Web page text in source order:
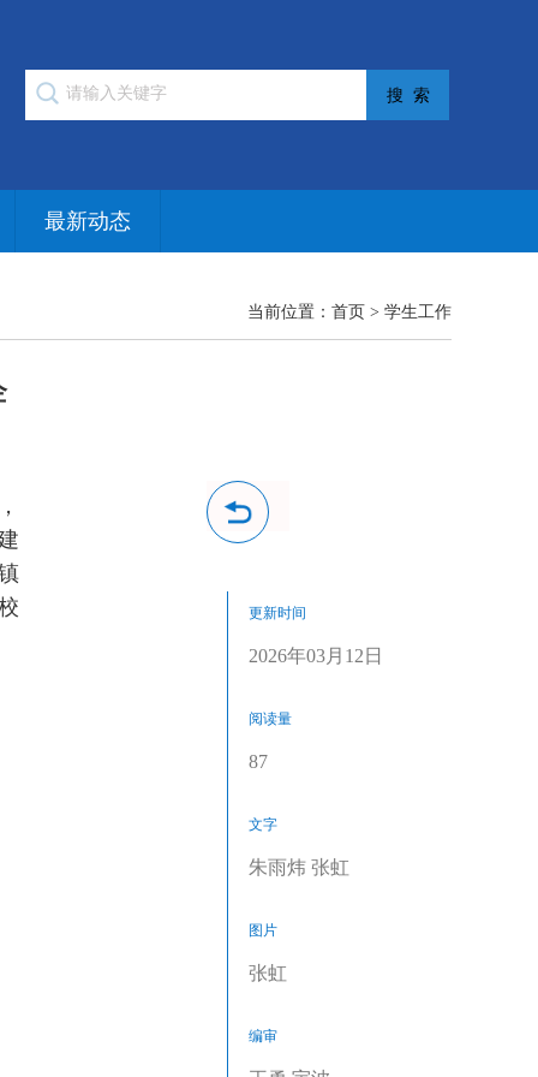
最新动态
当前位置： 首页 > 学生工作
更新时间
2026年03月12日
阅读量
87
文字
朱雨炜 张虹
图片
张虹
编审